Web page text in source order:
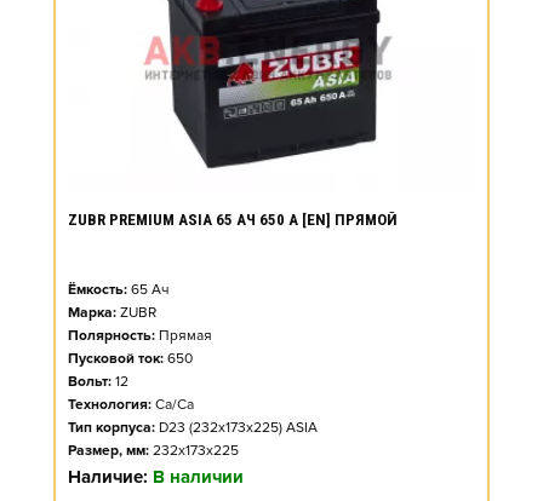
ZUBR PREMIUM ASIA 65 АЧ 650 А [EN] ПРЯМОЙ
Ёмкость: 65 Ач
Марка: ZUBR
Полярность: Прямая
Пусковой ток: 650
Вольт: 12
Технология: Ca/Ca
Тип корпуса: D23 (232x173x225) ASIA
Размер, мм: 232x173x225
Наличие: В наличии